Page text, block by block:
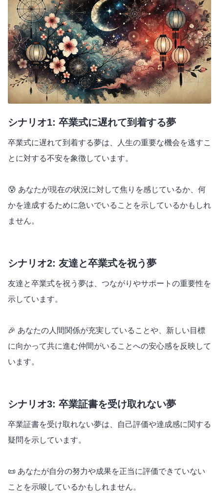
シナリオ1: 卒業式に遅れて到着する夢
卒業式に遅れて到着する夢は、人生の重要な機会を逃すこ
とに対する不安を象徴しています。
😰 あなたが現在の状況に対して焦りを感じているか、何
かを達成するために急いでいることを示しているかもしれ
ません。
シナリオ2: 友達と卒業式を祝う夢
友達と卒業式を祝う夢は、つながりやサポートの重要性を
示しています。
🎉 あなたの人間関係が充実していることや、新しい目標
に向かって共に進む仲間がいることへの安心感を反映して
います。
シナリオ3: 卒業証書を受け取れない夢
卒業証書を受け取れない夢は、自己評価や達成感に関する
疑問を示しています。
📜 あなたが自分の努力や成果を正当に評価できていない
ことを示唆しているかもしれません。